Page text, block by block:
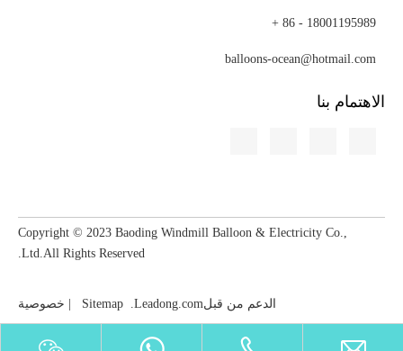
18001195989 - 86 +
balloons-ocean@hotmail.com
الاهتمام بنا
Copyright © 2023​​​​​​​ Baoding Windmill Balloon & Electricity Co.,
Ltd.All Rights Reserved.
الدعم من قبل Sitemap .Leadong.com خصوصية